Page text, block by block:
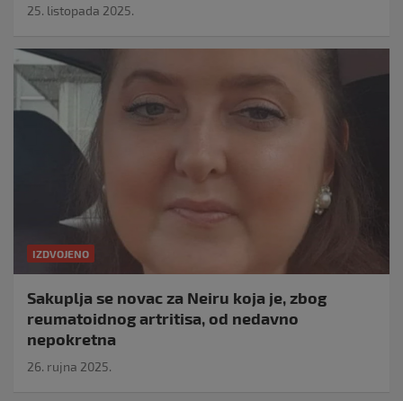
25. listopada 2025.
IZDVOJENO
Sakuplja se novac za Neiru koja je, zbog
reumatoidnog artritisa, od nedavno
nepokretna
26. rujna 2025.